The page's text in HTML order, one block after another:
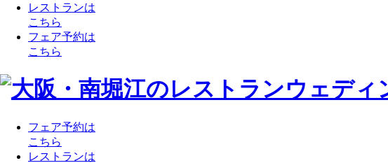
レストランは
こちら
フェア予約は
こちら
フェア予約は
こちら
レストランは